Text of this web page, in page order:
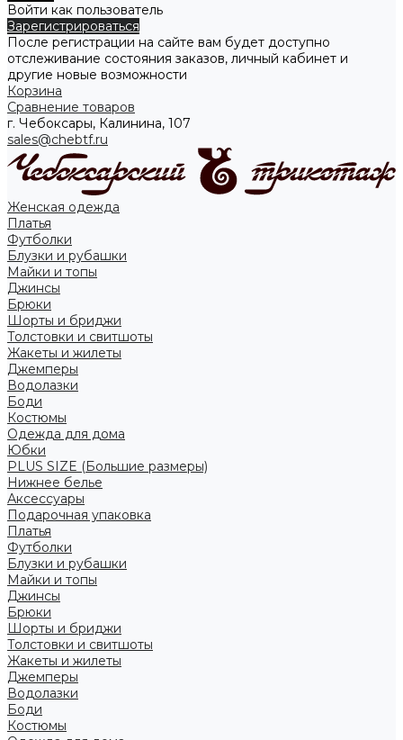
Войти как пользователь
Зарегистрироваться
После регистрации на сайте вам будет доступно
отслеживание состояния заказов, личный кабинет и
другие новые возможности
Корзина
Сравнение товаров
г. Чебоксары, Калинина, 107
sales@chebtf.ru
Женская одежда
Платья
Футболки
Блузки и рубашки
Майки и топы
Джинсы
Брюки
Шорты и бриджи
Толстовки и свитшоты
Жакеты и жилеты
Джемперы
Водолазки
Боди
Костюмы
Одежда для дома
Юбки
PLUS SIZE (Большие размеры)
Нижнее белье
Аксессуары
Подарочная упаковка
Платья
Футболки
Блузки и рубашки
Майки и топы
Джинсы
Брюки
Шорты и бриджи
Толстовки и свитшоты
Жакеты и жилеты
Джемперы
Водолазки
Боди
Костюмы